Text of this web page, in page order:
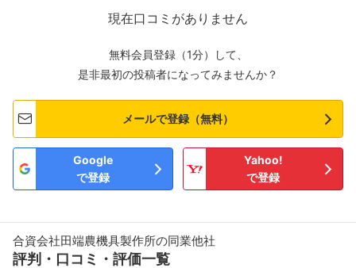
現在口コミがありません
無料会員登録（1分）して、
是非最初の投稿者になってみませんか？
メールで登録（無料）
Google
で登録
Yahoo!
で登録
合資会社田端農機具製作所の同業他社
評判・口コミ・評価一覧